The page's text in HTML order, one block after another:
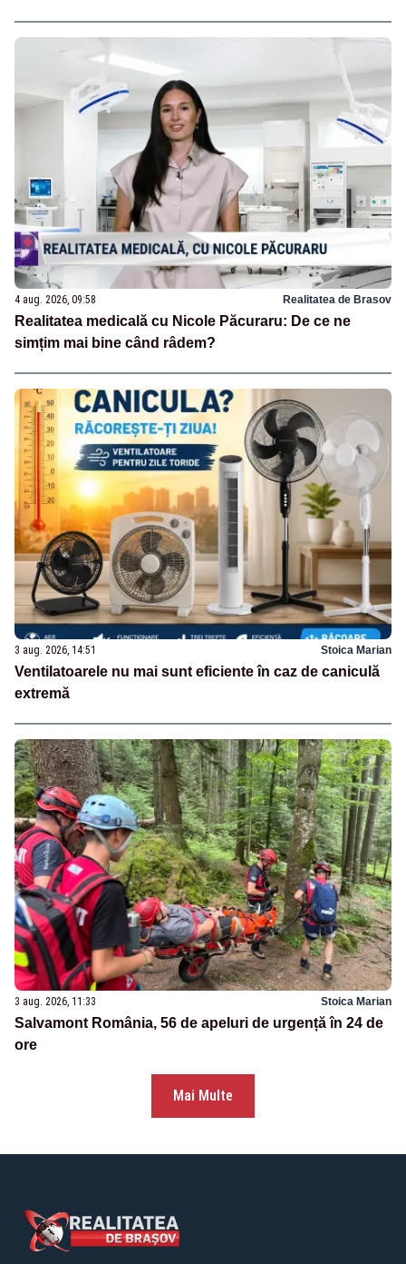
4 aug. 2026, 09:58 Realitatea de Brasov
Realitatea medicală cu Nicole Păcuraru: De ce ne
simțim mai bine când râdem?
3 aug. 2026, 14:51 Stoica Marian
Ventilatoarele nu mai sunt eficiente în caz de caniculă
extremă
3 aug. 2026, 11:33 Stoica Marian
Salvamont România, 56 de apeluri de urgență în 24 de
ore
Mai Multe